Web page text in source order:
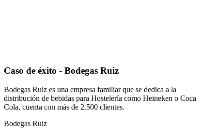
Caso de éxito - Bodegas Ruiz
Bodegas Ruiz es una empresa familiar que se dedica a la
distribución de bebidas para Hostelería como Heineken o Coca
Cola, cuenta con más de 2.500 clientes.
Bodegas Ruiz